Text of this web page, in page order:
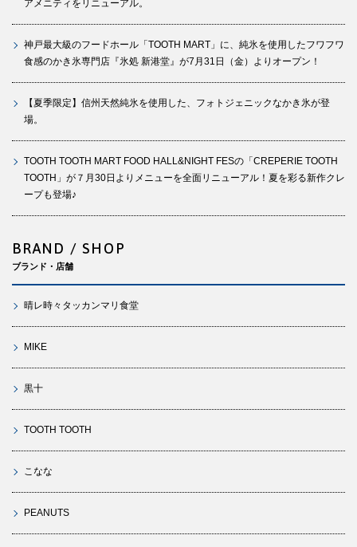
アメニティをリニューアル。
神戸最大級のフードホール「TOOTH MART」に、純氷を使用したフワフワ
食感のかき氷専門店『氷処 新港堂』が7月31日（金）よりオープン！
【夏季限定】信州天然純氷を使用した、フォトジェニックなかき氷が登
場。
TOOTH TOOTH MART FOOD HALL&NIGHT FESの「CREPERIE TOOTH
TOOTH」が７月30日よりメニューを全面リニューアル！夏を彩る新作クレ
ープも登場♪
BRAND / SHOP
ブランド・店舗
晴レ時々タッカンマリ食堂
MIKE
黒十
TOOTH TOOTH
こなな
PEANUTS